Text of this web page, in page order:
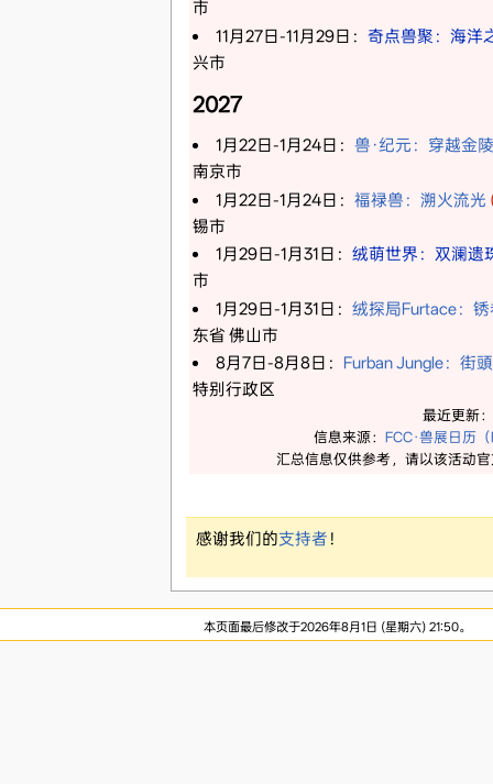
市
11月27日-11月29日： 奇点兽聚：海洋
兴市
2027
1月22日-1月24日： 兽·纪元：穿越金陵
南京市
1月22日-1月24日： 福禄兽：溯火流光
锡市
1月29日-1月31日： 绒萌世界：双澜遗
市
1月29日-1月31日： 绒探局Furtace：
东省 佛山市
8月7日-8月8日： Furban Jungle：街
特别行政区
最近更新：
信息来源： FCC·兽展日历
汇总信息仅供参考，请以该活动
感谢我们的支持者 ！
本页面最后修改于2026年8月1日 (星期六) 21:50。